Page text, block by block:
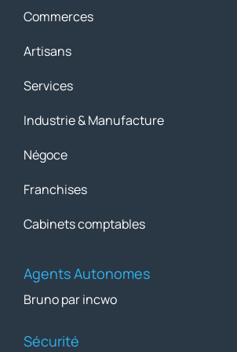
Commerces
Artisans
Services
Industrie & Manufacture
Négoce
Franchises
Cabinets comptables
Agents Autonomes
Bruno par incwo
Sécurité